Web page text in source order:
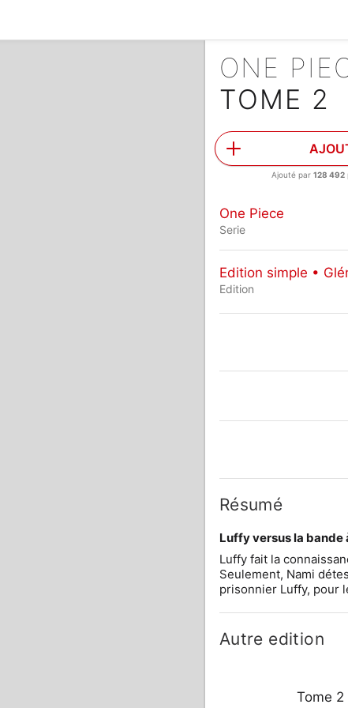
ONE
TOME 2
Ajouté par128 492
One Piece
Serie
Edition simple •
Edition
Résumé
Luffy versus la bande
Luffy fait la
Seulement, Nami
prisonnier Luffy, pour
Autre edition
Tome 2